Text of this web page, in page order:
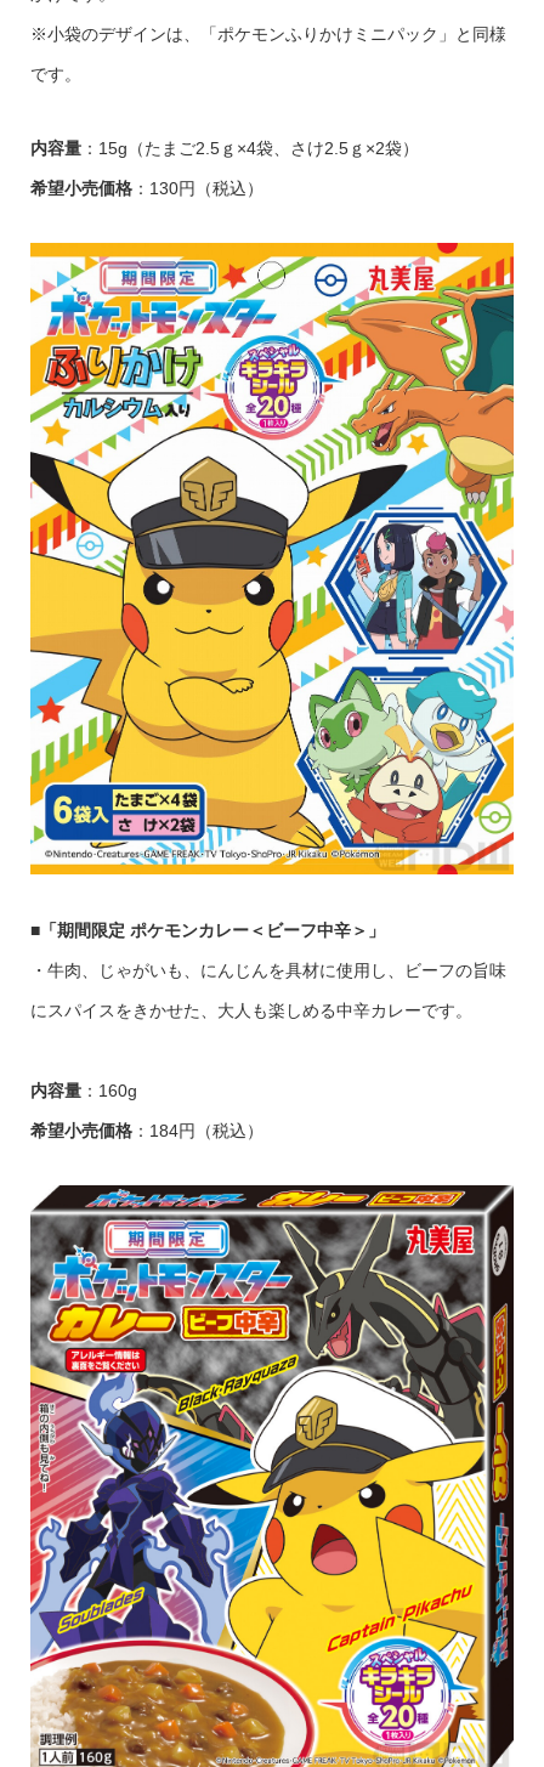
※小袋のデザインは、「ポケモンふりかけミニパック」と同様
です。
内容量：15g（たまご2.5ｇ×4袋、さけ2.5ｇ×2袋）
希望小売価格：130円（税込）
■「期間限定 ポケモンカレー＜ビーフ中辛＞」
・牛肉、じゃがいも、にんじんを具材に使用し、ビーフの旨味
にスパイスをきかせた、大人も楽しめる中辛カレーです。
内容量：160g
希望小売価格：184円（税込）